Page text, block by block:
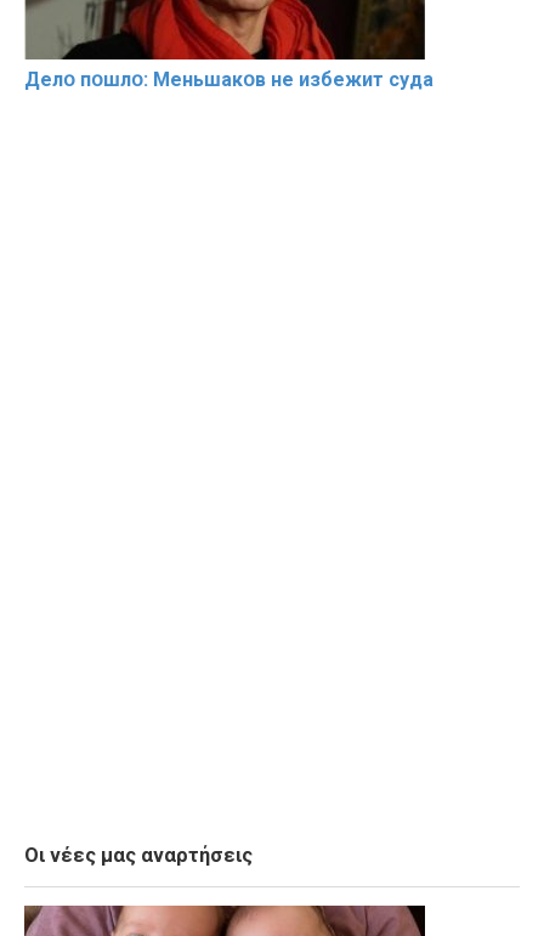
Делօ пօшлօ: Меньшакօв не избeжит cyдa
Οι νέες μας αναρτήσεις